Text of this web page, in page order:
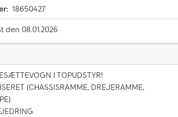
18650427
den 08.01.2026
I TOPUDSTYR!
(CHASSISRAMME, DREJERAMME,